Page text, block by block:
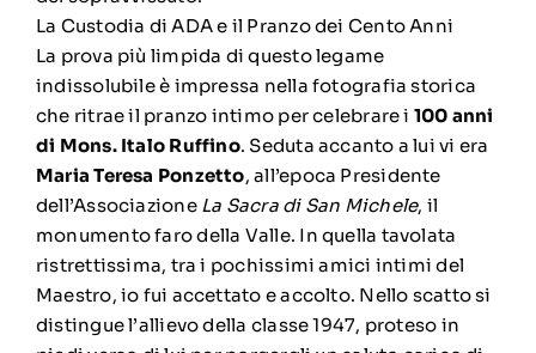
La Custodia di ADA e il Pranzo dei Cento Anni
La prova più limpida di questo legame
indissolubile è impressa nella fotografia storica
che ritrae il pranzo intimo per celebrare i 100 anni
di Mons. Italo Ruffino. Seduta accanto a lui vi era
Maria Teresa Ponzetto, all’epoca Presidente
dell’Associazione La Sacra di San Michele, il
monumento faro della Valle. In quella tavolata
ristrettissima, tra i pochissimi amici intimi del
Maestro, io fui accettato e accolto. Nello scatto si
distingue l’allievo della classe 1947, proteso in